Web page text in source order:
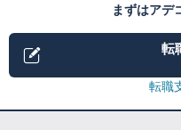
まずはアデ
転
転職